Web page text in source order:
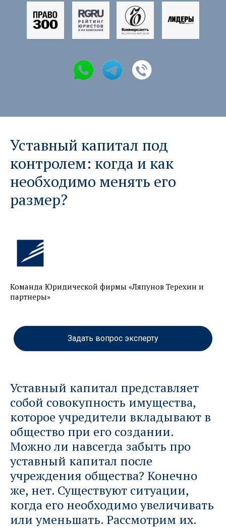
Уставный капитал под
контролем: когда и как
необходимо менять его
размер?
Команда Юридической фирмы «Ляпунов Терехин и
партнеры»
Задать вопрос эксперту
Уставный капитал представляет
собой совокупность имущества,
которое учредители вкладывают в
общество при его создании.
Можно ли навсегда забыть про
уставный капитал после
учреждения общества? Конечно
же, нет. Существуют ситуации,
когда его необходимо увеличивать
или уменьшать. Рассмотрим их.